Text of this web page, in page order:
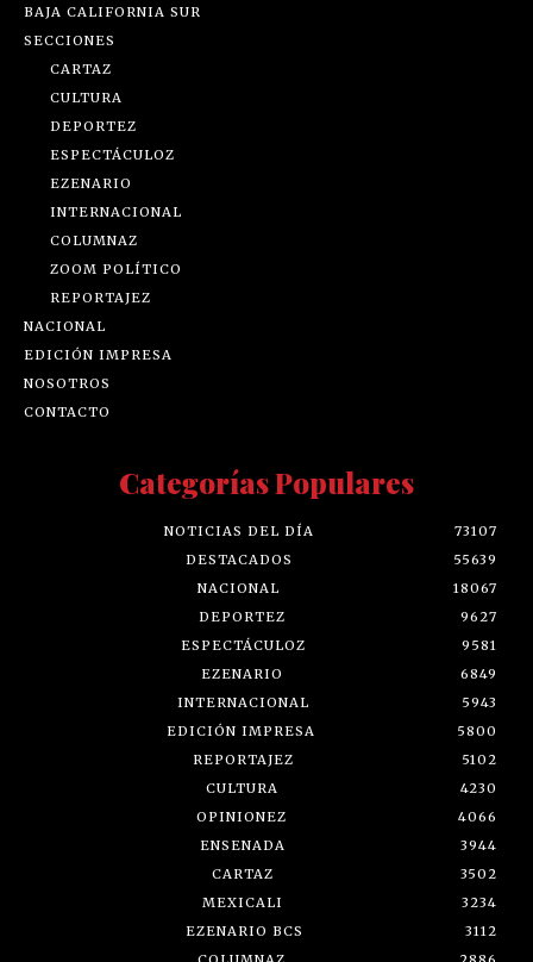
BAJA CALIFORNIA SUR
SECCIONES
CARTAZ
CULTURA
DEPORTEZ
ESPECTÁCULOZ
EZENARIO
INTERNACIONAL
COLUMNAZ
ZOOM POLÍTICO
REPORTAJEZ
NACIONAL
EDICIÓN IMPRESA
NOSOTROS
CONTACTO
Categorías Populares
NOTICIAS DEL DÍA
73107
DESTACADOS
55639
NACIONAL
18067
DEPORTEZ
9627
ESPECTÁCULOZ
9581
EZENARIO
6849
INTERNACIONAL
5943
EDICIÓN IMPRESA
5800
REPORTAJEZ
5102
CULTURA
4230
OPINIONEZ
4066
ENSENADA
3944
CARTAZ
3502
MEXICALI
3234
EZENARIO BCS
3112